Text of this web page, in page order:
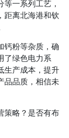
一系列工艺，
距离北海港和钦
钙粉等杂质，确
了绿色电力系
生产成本，提升
品品质，相信未
策略？是否有布